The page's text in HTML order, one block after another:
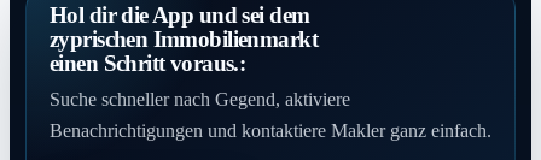
Hol dir die App und sei dem
zyprischen Immobilienmarkt
einen Schritt voraus.:
Suche schneller nach Gegend, aktiviere
Benachrichtigungen und kontaktiere Makler ganz einfach.